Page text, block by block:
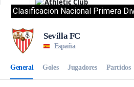
Clasificacion Nacional Primera